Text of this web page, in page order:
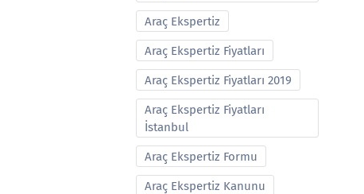
Araç Ekspertiz
Araç Ekspertiz Fiyatları
Araç Ekspertiz Fiyatları 2019
Araç Ekspertiz Fiyatları
İstanbul
Araç Ekspertiz Formu
Araç Ekspertiz Kanunu